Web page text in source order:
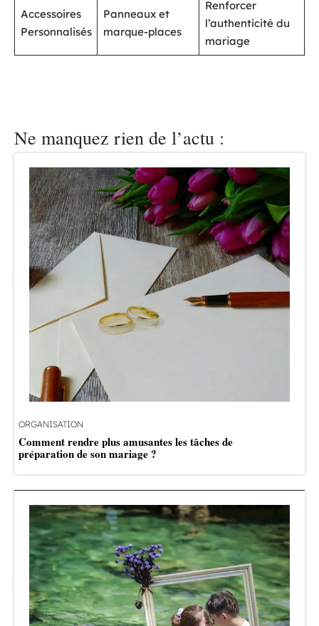
Accessoires
Personnalisés
Panneaux et
marque-places
Renforcer
l’authenticité du
mariage
Ne manquez rien de l’actu :
ORGANISATION
Comment rendre plus amusantes les tâches de
préparation de son mariage ?